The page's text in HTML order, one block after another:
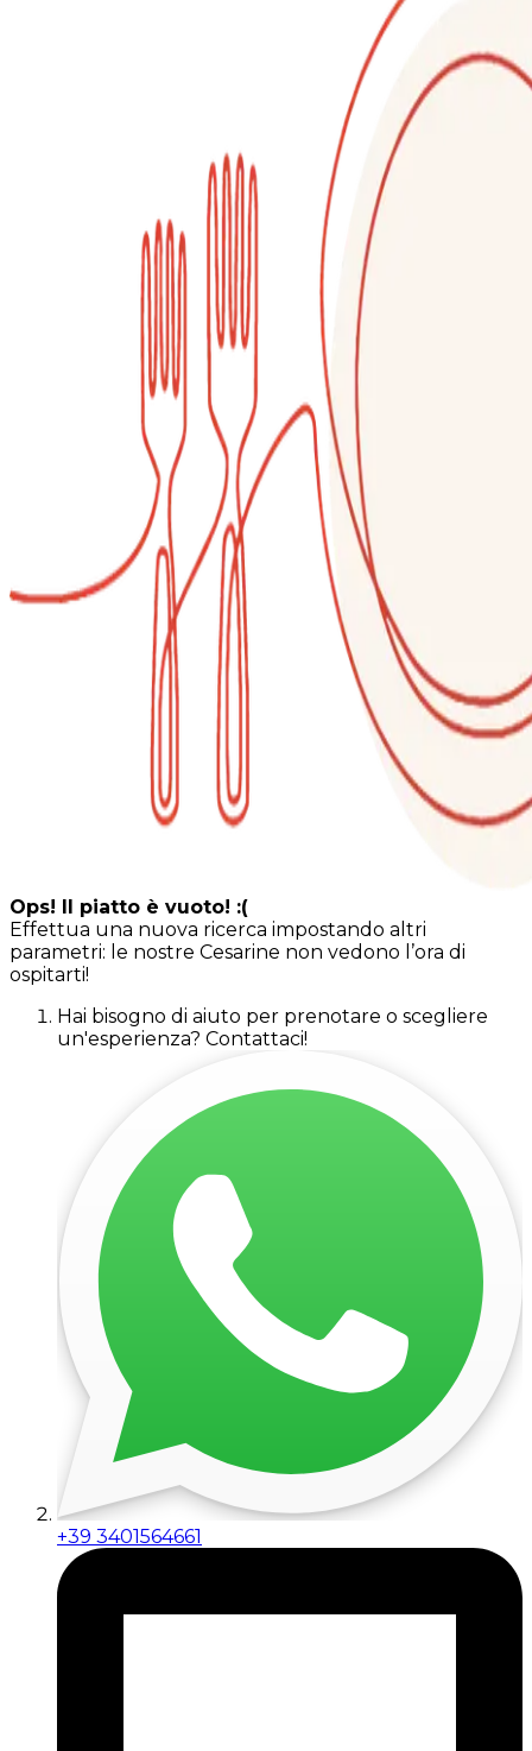
Ops! Il piatto è vuoto! :(
Effettua una nuova ricerca impostando altri
parametri: le nostre Cesarine non vedono l’ora di
ospitarti!
Hai bisogno di aiuto per prenotare o scegliere
un'esperienza? Contattaci!
+39 3401564661